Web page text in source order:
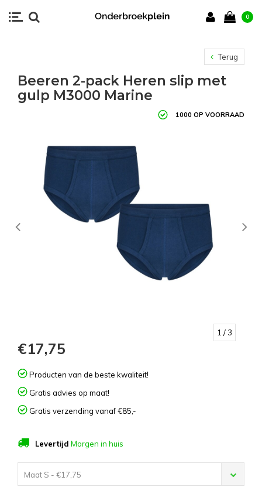
0
Terug
Beeren 2-pack Heren slip met
gulp M3000 Marine
1000 OP VOORRAAD
1 / 3
€17,75
Producten van de beste kwaliteit!
Gratis advies op maat!
Gratis verzending vanaf €85,-
Levertijd Morgen in huis
Maat S - €17,75